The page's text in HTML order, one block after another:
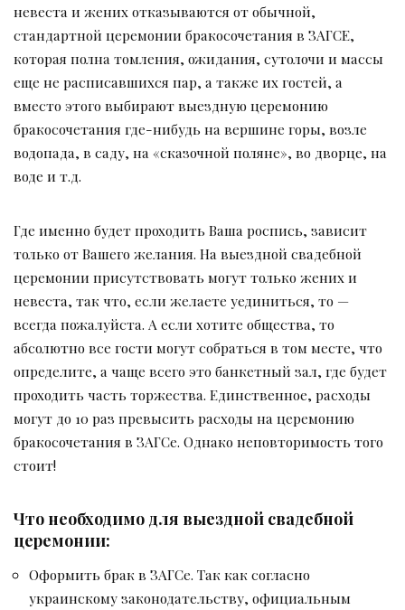
невеста и жених отказываются от обычной,
стандартной церемонии бракосочетания в ЗАГСЕ,
которая полна томления, ожидания, сутолочи и массы
еще не расписавшихся пар, а также их гостей, а
вместо этого выбирают выездную церемонию
бракосочетания где-нибудь на вершине горы, возле
водопада, в саду, на «сказочной поляне», во дворце, на
воде и т.д.
Где именно будет проходить Ваша роспись, зависит
только от Вашего желания. На выездной свадебной
церемонии присутствовать могут только жених и
невеста, так что, если желаете уединиться, то —
всегда пожалуйста. А если хотите общества, то
абсолютно все гости могут собраться в том месте, что
определите, а чаще всего это банкетный зал, где будет
проходить часть торжества. Единственное, расходы
могут до 10 раз превысить расходы на церемонию
бракосочетания в ЗАГСе. Однако неповторимость того
стоит!
Что необходимо для выездной свадебной
церемонии:
Оформить брак в ЗАГСе. Так как согласно
украинскому законодательству, официальным